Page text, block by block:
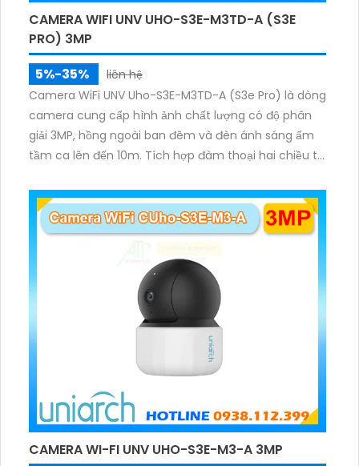
CAMERA WIFI UNV UHO-S3E-M3TD-A (S3E
PRO) 3MP
5%-35%
liên hệ
Camera WiFi UNV Uho-S3E-M3TD-A (S3e Pro) là dòng
camera cung cấp hình ảnh chất lượng có độ phân
giải 3MP, hồng ngoài ban đêm và đèn ánh sáng ấm
tầm ca lên đến 10m. Tích hợp đàm thoại hai chiều to
CAMERA WI-FI UNV UHO-S3E-M3-A 3MP